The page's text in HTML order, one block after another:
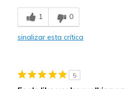
Width
Sizing
View On Shoes
Shoes are for
1 0
sinalizar esta crítica
5